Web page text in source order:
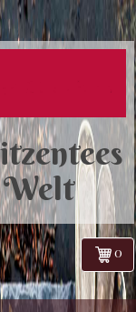
Welt
0